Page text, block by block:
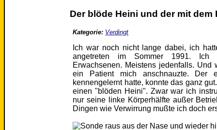
Der blöde Heini und der mit dem
Kategorie: Verdingt
Ich war noch nicht lange dabei, ich
angetreten im Sommer 1991. Ich
Erwachsenen. Meistens jedenfalls. Und
ein Patient mich anschnauzte. Der
kennengelernt hatte, konnte das ganz
einen "blöden Heini". Zwar war ich
nur seine linke Körperhälfte außer
Dingen wie Verwirrung mußte ich doch